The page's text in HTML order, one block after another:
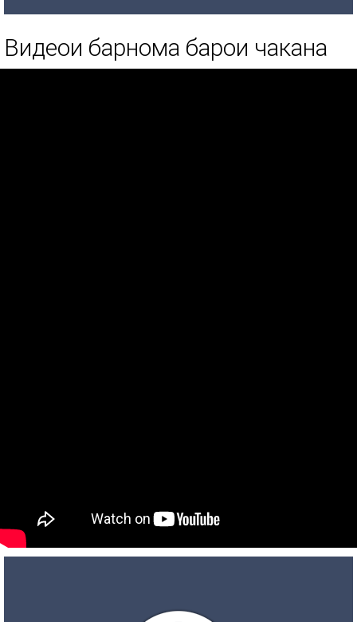
Видеои барнома барои чакана